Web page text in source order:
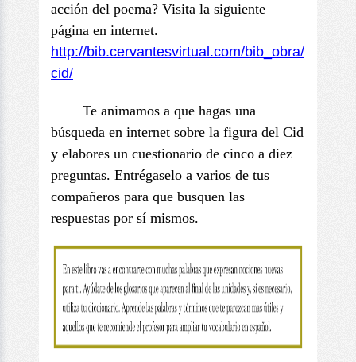
acción del poema? Visita la siguiente
página en internet.
http://bib.cervantesvirtual.com/bib_obra/
cid/
Te animamos a que hagas una
búsqueda en internet sobre la figura del Cid
y elabores un cuestionario de cinco a diez
preguntas. Entrégaselo a varios de tus
compañeros para que busquen las
respuestas por sí mismos.